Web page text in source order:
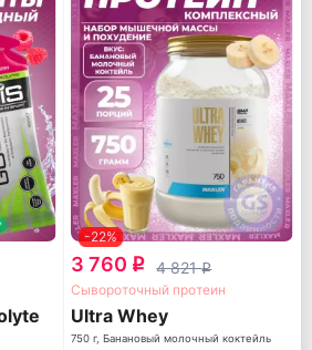
-22%
3 760 q 4 821q
Сывороточный протеин
Ultra Whey
750 г, Банановый молочный коктейль